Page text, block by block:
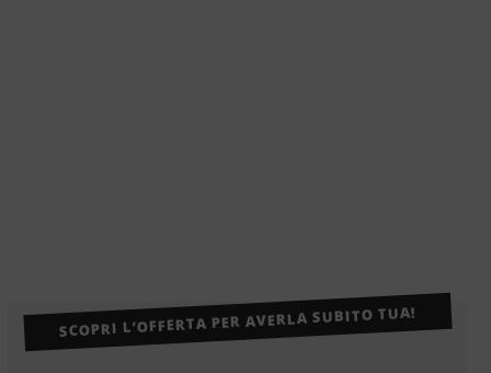
SCOPRI L’OFFERTA PER AVERLA SUBITO TUA!